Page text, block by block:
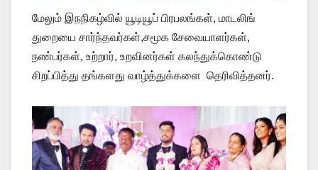
மேலும் இநநிகழ்வில் யூடியூப் பிரபலங்கள், மாடலிங்
துறையை சார்ந்தவர்கள்,சமூக சேவையாளர்கள்,
நண்பர்கள், உற்றார், உறவினர்கள் கலந்துக்கொண்டு
சிறப்பித்து தங்களது வாழ்த்துக்களை தெரிவித்தனர்.